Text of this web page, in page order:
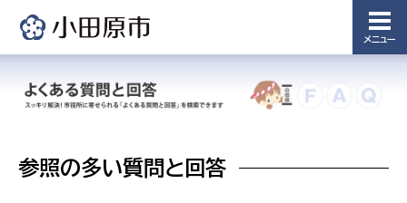
メニュー
参照の多い質問と回答